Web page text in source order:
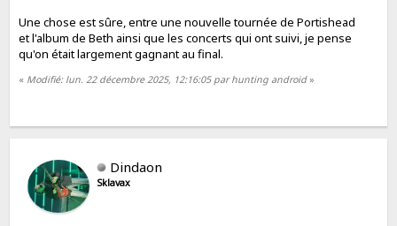
Une chose est sûre, entre une nouvelle tournée de Portishead
et l'album de Beth ainsi que les concerts qui ont suivi, je pense
qu'on était largement gagnant au final.
« Modifié: lun. 22 décembre 2025, 12:16:05 par hunting android»
Dindaon
Sklavax